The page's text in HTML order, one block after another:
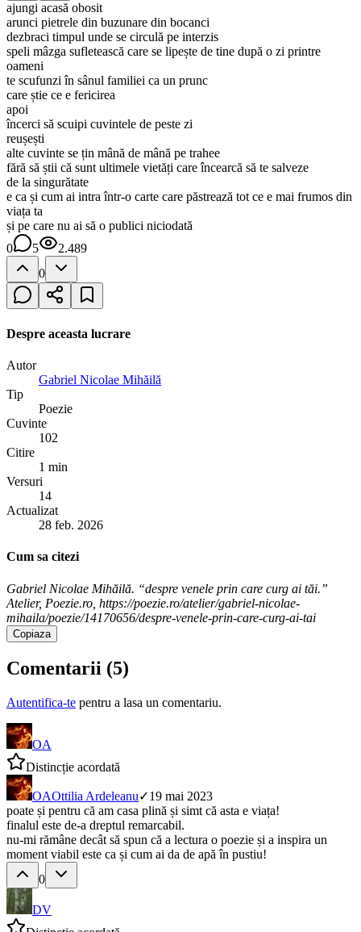
ajungi acasă obosit
arunci pietrele din buzunare din bocanci
dezbraci timpul unde se circulă pe interzis
speli mâzga sufletească care se lipește de tine după o zi printre
oameni
te scufunzi în sânul familiei ca un prunc
care știe ce e fericirea
apoi
încerci să scuipi cuvintele de peste zi
reușești
alte cuvinte se țin mână de mână pe trahee
fără să știi că sunt ultimele vietăți care încearcă să te salveze
de la singurătate
e ca și cum ai intra într-o carte care păstrează tot ce e mai frumos din
viața ta
și pe care nu ai să o publici niciodată
0
5
2.489
0
Despre aceasta lucrare
Autor
Gabriel Nicolae Mihăilă
Tip
Poezie
Cuvinte
102
Citire
1 min
Versuri
14
Actualizat
28 feb. 2026
Cum sa citezi
Gabriel Nicolae Mihăilă. “despre venele prin care curg ai tăi.”
Atelier, Poezie.ro, https://poezie.ro/atelier/gabriel-nicolae-
mihaila/poezie/14170656/despre-venele-prin-care-curg-ai-tai
Copiaza
Comentarii (5)
Autentifica-te pentru a lasa un comentariu.
OA
Distincție acordată
OAOttilia Ardeleanu✓19 mai 2023
poate și pentru că am casa plină și simt că asta e viața!
finalul este de-a dreptul remarcabil.
nu-mi rămâne decât să spun că a lectura o poezie și a inspira un
moment viabil este ca și cum ai da de apă în pustiu!
0
DV